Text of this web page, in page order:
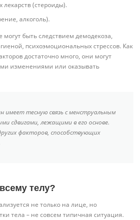
(стероиды).
алкоголь).
быть следствием демодекоза,
психоэмоциональных стрессов. Как
достаточно много, они могут
изменениями или оказывать
имеет тесную связь с менструальным
сдвигами, лежащими в его основе.
факторов, способствующих
телу?
не только на лице, но
тела – не совсем типичная ситуация.